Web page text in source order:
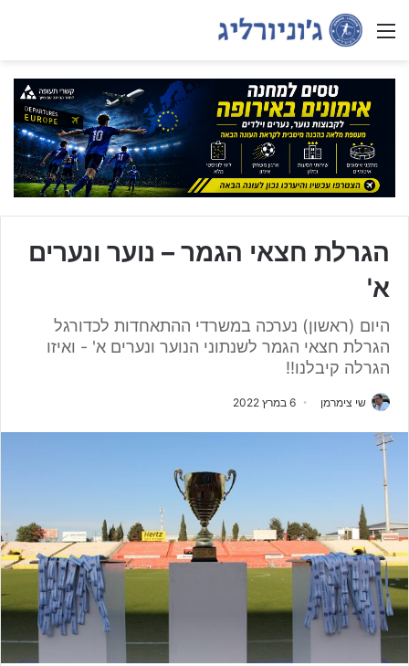
Menu
הגרלת חצאי הגמר – נוער ונערים
א'
היום (ראשון) נערכה במשרדי ההתאחדות לכדורגל
הגרלת חצאי הגמר לשנתוני הנוער ונערים א' - ואיזו
הגרלה קיבלנו!!
שי צימרמן 6 במרץ 2022